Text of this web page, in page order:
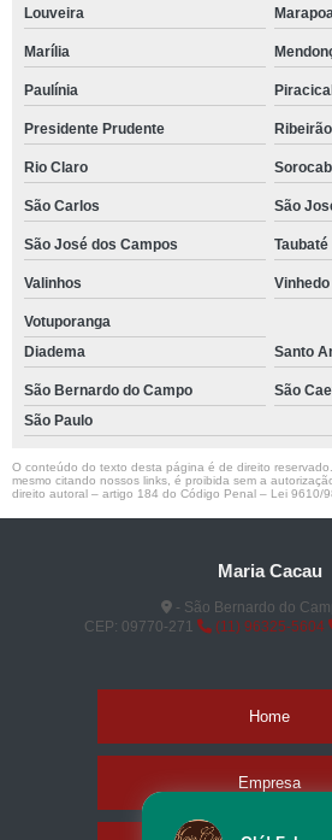
Louveira
Marília
Paulínia
Presidente Prudente
Rio Claro
São Carlos São
São José dos Campos Taubaté
Valinhos Vinhedo
Votuporanga
Diadema
Santo
São Bernardo do Campo
São
São Paulo
O conteúdo do texto desta página é de direito
mesmo citando nossos links, é proibida sem a
direito autoral – artigo 184 do Código Penal – Lei 9610/
Maria Cacau
- São Bernardo do
CEP: 09770-271
(11) 96325-5604
Home
Empresa